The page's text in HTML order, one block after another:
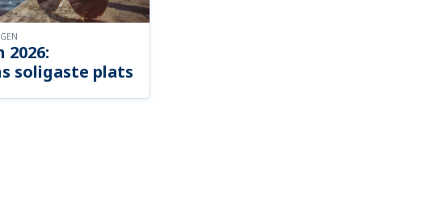
2026:
soligaste plats